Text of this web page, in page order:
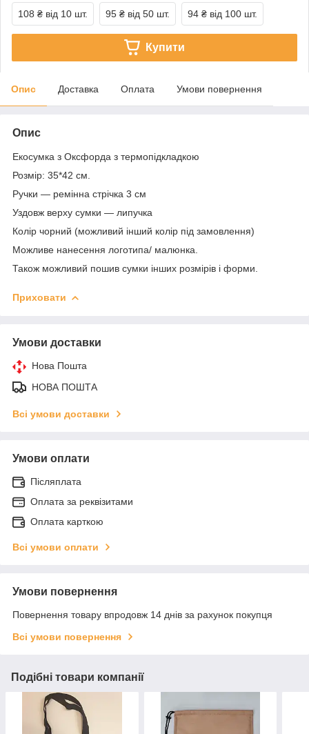
108 ₴ від 10 шт. 95 ₴ від 50 шт. 94 ₴ від 100 шт.
Купити
Опис Доставка Оплата Умови повернення
Опис
Екосумка з Оксфорда з термопідкладкою
Розмір: 35*42 см.
Ручки — ремінна стрічка 3 см
Уздовж верху сумки — липучка
Колір чорний (можливий інший колір під замовлення)
Можливе нанесення логотипа/ малюнка.
Також можливий пошив сумки інших розмірів і форми.
Приховати
Умови доставки
Нова Пошта
НОВА ПОШТА
Всі умови доставки
Умови оплати
Післяплата
Оплата за реквізитами
Оплата карткою
Всі умови оплати
Умови повернення
Повернення товару впродовж 14 днів за рахунок покупця
Всі умови повернення
Подібні товари компанії